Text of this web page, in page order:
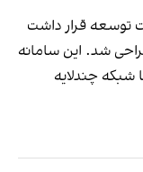
توسعه قرار داشت
شد. این سامانه
شبکه چندلایه